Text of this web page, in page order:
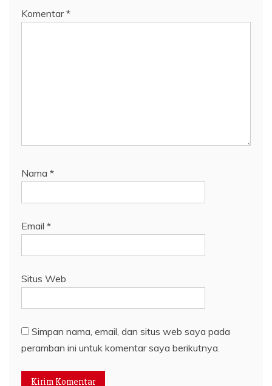
Komentar*
Nama *
Email *
Situs Web
Simpan nama, email, dan situs web saya pada
peramban ini untuk komentar saya berikutnya.